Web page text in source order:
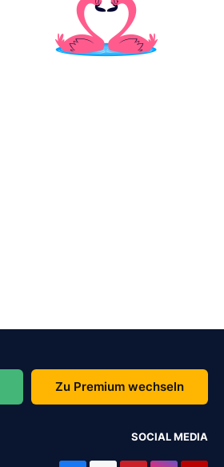
Zu Premium wechseln
SOCIAL MEDIA